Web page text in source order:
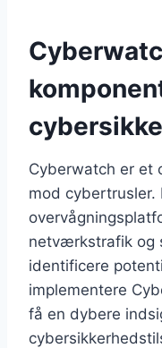
Cyberwatch er et
mod cybertrusler.
netværkstrafik og
identificere
implementere
få en dybere